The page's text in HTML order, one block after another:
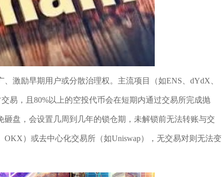
激励早期用户或分散治理权。主流项目（如ENS、dYdX、
易，且80%以上的空投代币会在短期内通过交易所完成抛
盘，会设置几周到几年的锁仓期，未解锁前无法转账与交
）或去中心化交易所（如Uniswap），无交易对则无法变